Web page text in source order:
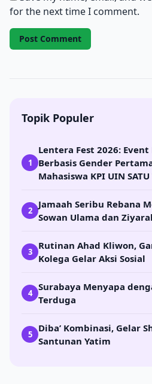
for the next time I comment.
Topik Populer
1
Lentera Fest 2026:
Berbasis Gender
Mahasiswa KPI UIN
2
Jamaah Seribu Rebana
Sowan Ulama dan
3
Rutinan Ahad Kliwon,
Kolega Gelar Aksi Sosial
4
Surabaya Menyapa
Terduga
5
Diba’ Kombinasi, Gelar
Santunan Yatim